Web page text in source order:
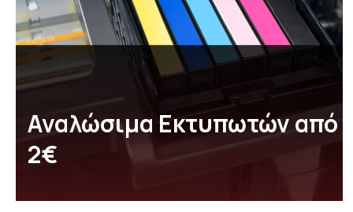
Αναλώσιμα Εκτυπωτών από
2€